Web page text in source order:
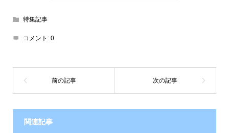
特集記事
コメント: 0
関連記事